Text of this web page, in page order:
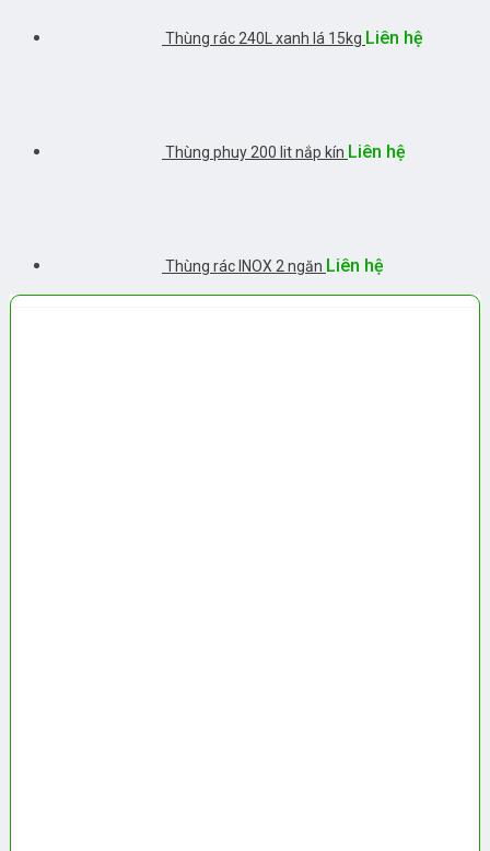
Thùng rác 240L xanh lá 15kg Liên hệ
Thùng phuy 200 lit nắp kín Liên hệ
Thùng rác INOX 2 ngăn Liên hệ